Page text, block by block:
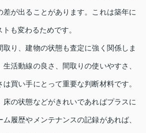
差が出ることがあります。これは築年に
も変わるためです。
取り、建物の状態も査定に強く関係しま
活動線の良さ、間取りの使いやすさ、
買い手にとって重要な判断材料です。
床の状態などがきれいであればプラスに
履歴やメンテナンスの記録があれば、